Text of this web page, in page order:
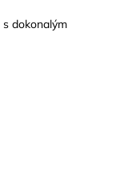
dokonalým